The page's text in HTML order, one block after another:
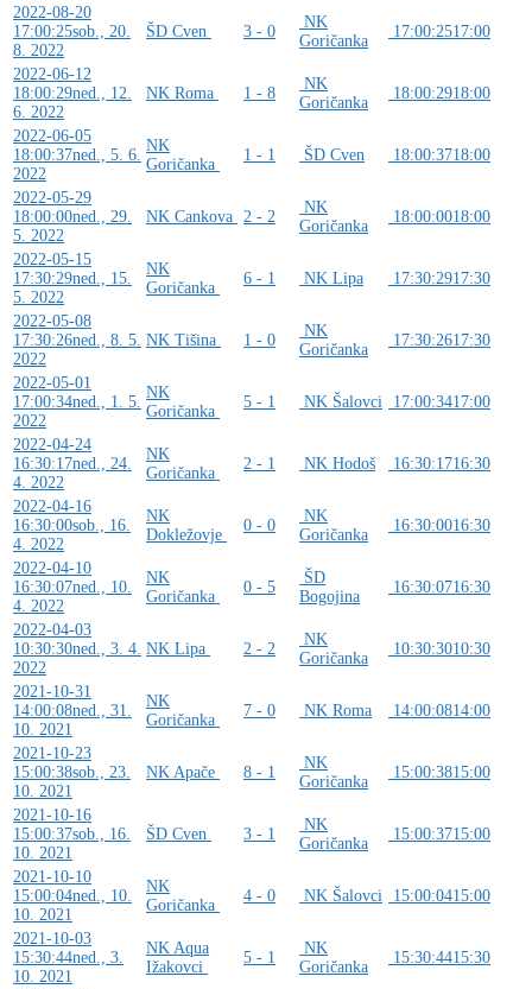
2022-08-20
17:00:25sob., 20.
8. 2022
ŠD Cven 3 - 0
NK
Goričanka
17:00:2517:00
2022-06-12
18:00:29ned., 12.
6. 2022
NK Roma 1 - 8
NK
Goričanka
18:00:2918:00
2022-06-05
18:00:37ned., 5. 6.
2022
NK
Goričanka
1 - 1 ŠD Cven 18:00:3718:00
2022-05-29
18:00:00ned., 29.
5. 2022
NK Cankova 2 - 2
NK
Goričanka
18:00:0018:00
2022-05-15
17:30:29ned., 15.
5. 2022
NK
Goričanka
6 - 1 NK Lipa 17:30:2917:30
2022-05-08
17:30:26ned., 8. 5.
2022
NK Tišina 1 - 0
NK
Goričanka
17:30:2617:30
2022-05-01
17:00:34ned., 1. 5.
2022
NK
Goričanka
5 - 1 NK Šalovci 17:00:3417:00
2022-04-24
16:30:17ned., 24.
4. 2022
NK
Goričanka
2 - 1 NK Hodoš 16:30:1716:30
2022-04-16
16:30:00sob., 16.
4. 2022
NK
Dokležovje
0 - 0
NK
Goričanka
16:30:0016:30
2022-04-10
16:30:07ned., 10.
4. 2022
NK
Goričanka
0 - 5
ŠD
Bogojina
16:30:0716:30
2022-04-03
10:30:30ned., 3. 4.
2022
NK Lipa 2 - 2
NK
Goričanka
10:30:3010:30
2021-10-31
14:00:08ned., 31.
10. 2021
NK
Goričanka
7 - 0 NK Roma 14:00:0814:00
2021-10-23
15:00:38sob., 23.
10. 2021
NK Apače 8 - 1
NK
Goričanka
15:00:3815:00
2021-10-16
15:00:37sob., 16.
10. 2021
ŠD Cven 3 - 1
NK
Goričanka
15:00:3715:00
2021-10-10
15:00:04ned., 10.
10. 2021
NK
Goričanka
4 - 0 NK Šalovci 15:00:0415:00
2021-10-03
15:30:44ned., 3.
10. 2021
NK Aqua
Ižakovci
5 - 1
NK
Goričanka
15:30:4415:30